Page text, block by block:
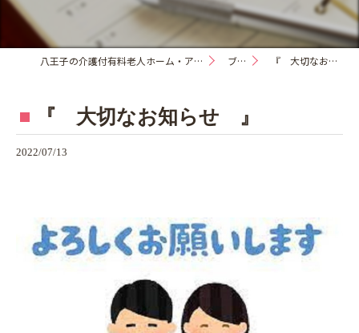
八王子の介護付有料老人ホーム・アルジャンメゾン紅梅 ブログ 『 大切なお知らせ 』
『 大切なお知らせ 』
2022/07/13